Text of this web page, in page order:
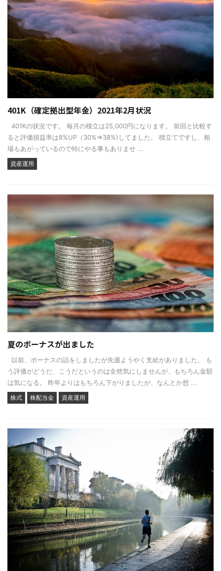
401K（確定拠出型年金）2021年2月状況
401Kの状況です。 毎月の積立は25,000円になります。 前回と比較す
ると評価損益率は8%UP（30%⇒38%)してました。 積立てですし、相
場もあがっているので特にやる事もありませ ...
資産運用
夏のボーナスが出ました
以前、ボーナスの話をしましたが先週ようやく支給がありました。 も
う評価がどうだ、こうだというのは全然気にしませんが、もちろん金額
は気になる。 昨年よりはもちろん下がりましたが、なんとか想 ...
株式 株配当金 資産運用